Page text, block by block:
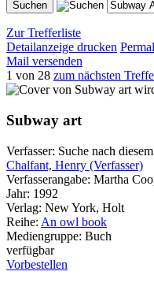
Zur Trefferliste
Detailanzeige drucken
Mail versenden
1 von 28 zum nächsten
Subway art
Verfasser: Suche nach
Chalfant, Henry (Verfasser)
Verfasserangabe: Martha
Jahr: 1992
Verlag: New York, Holt
Reihe: An owl book
Mediengruppe: Buch
verfügbar
Vorbestellen